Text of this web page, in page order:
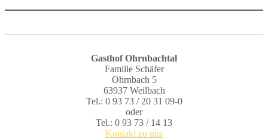
Gasthof Ohrnbachtal
Familie Schäfer
Ohrnbach 5
63937 Weilbach
Tel.: 0 93 73 / 20 31 09-0
oder
Tel.: 0 93 73 / 14 13
Kontakt zu uns